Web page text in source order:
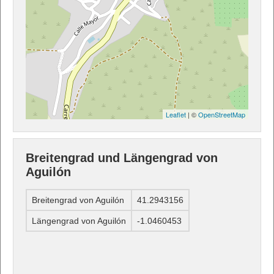
Leaflet | ©OpenStreetMap
Breitengrad und Längengrad von
Aguilón
Breitengrad von Aguilón 41.2943156
Längengrad von Aguilón -1.0460453